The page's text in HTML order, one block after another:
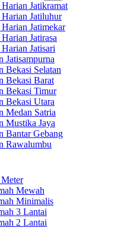
Jatikramat
Jatiluhur
Jatimekar
Jatirasa
Jatisari
Jatisampurna
Bekasi Selatan
Bekasi Barat
Bekasi Timur
Bekasi Utara
Medan Satria
Mustika Jaya
Bantar Gebang
Rawalumbu
Mewah
Minimalis
3 Lantai
2 Lantai